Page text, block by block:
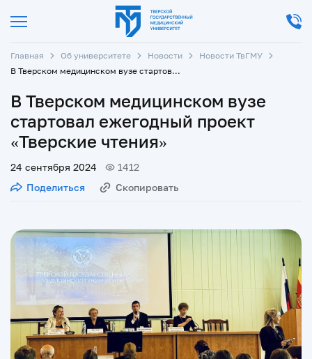
Главная Об университете Новости
Новости ТвГМУ
В Тверском медицинском вузе стартовал ежегодный проект «Тверские чтения»
В Тверском медицинском вузе
стартовал ежегодный проект
«Тверские чтения»
24 сентября 2024
1412
Поделиться
Скопировать